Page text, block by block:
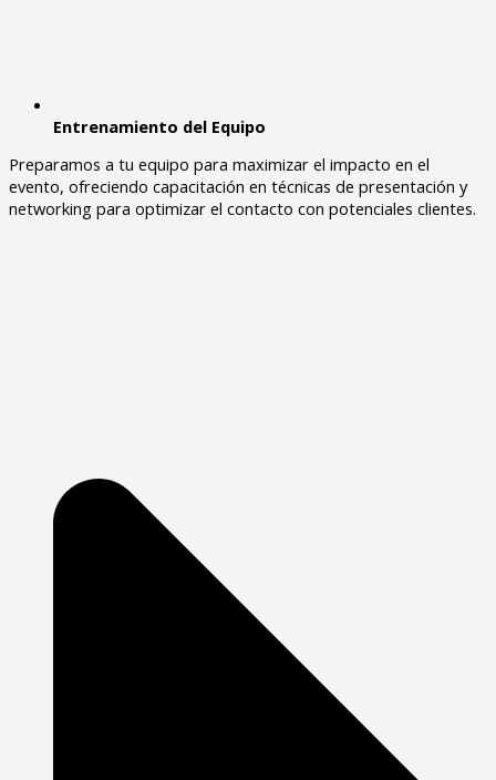
Entrenamiento del Equipo
Preparamos a tu equipo para maximizar el impacto en el
evento, ofreciendo capacitación en técnicas de presentación y
networking para optimizar el contacto con potenciales clientes.